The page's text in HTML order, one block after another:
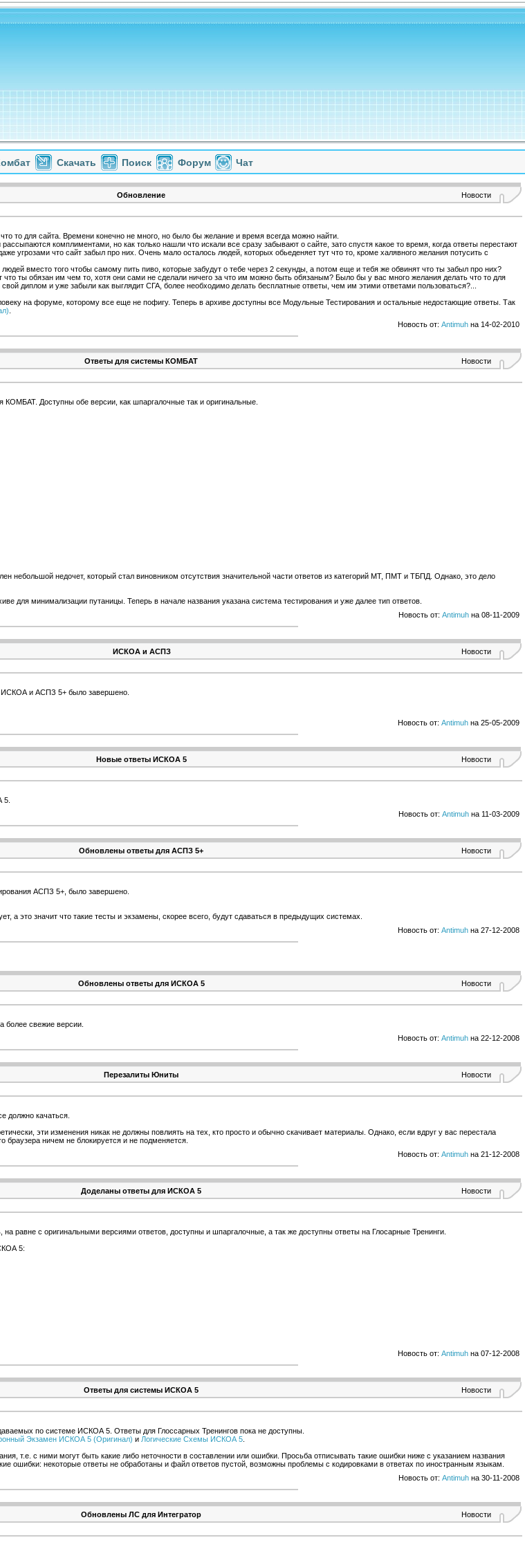
Скачать Поиск Форум Чат
Обновление Новости
то для сайта. Времени конечно не много, но было бы желание и время всегда можно найти.
комплиментами, но как только нашли что искали все сразу забывают о сайте, зато спустя какое то время, когда ответы перестают
угрозами что сайт забыл про них. Очень мало осталось людей, которых обьеденяет тут что то, кроме халявного желания потусить с
вместо того чтобы самому пить пиво, которые забудут о тебе через 2 секунды, а потом еще и тебя же обвинят что ты забыл про них?
что ты обязан им чем то, хотя они сами не сделали ничего за что им можно быть обязаным? Было бы у вас много желания делать что то для
диплом и уже забыли как выглядит СГА, более необходимо делать бесплатные ответы, чем им этими ответами пользоваться?...
на форуме, которому все еще не пофигу. Теперь в архиве доступны все Модульные Тестирования и остальные недостающие ответы. Так
Новость от: Antimuh на 14-02-2010
Ответы для системы КОМБАТ Новости
Доступны обе версии, как шпаргалочные так и оригинальные.
небольшой недочет, который стал виновником отсутствия значительной части ответов из категорий МТ, ПМТ и ТБПД. Однако, это дело
для минимализации путаницы. Теперь в начале названия указана система тестирования и уже далее тип ответов.
Новость от: Antimuh на 08-11-2009
ИСКОА и АСПЗ Новости
ИСКОА и АСПЗ 5+ было завершено.
Новость от: Antimuh на 25-05-2009
Новые ответы ИСКОА 5 Новости
5.
Новость от: Antimuh на 11-03-2009
Обновлены ответы для АСПЗ 5+ Новости
АСПЗ 5+, было завершено.
а это значит что такие тесты и экзамены, скорее всего, будут сдаваться в предыдущих системах.
Новость от: Antimuh на 27-12-2008
Обновлены ответы для ИСКОА 5 Новости
свежие версии.
Новость от: Antimuh на 22-12-2008
Перезалиты Юниты Новости
должно качаться.
эти изменения никак не должны повлиять на тех, кто просто и обычно скачивает материалы. Однако, если вдруг у вас перестала
браузера ничем не блокируется и не подменяется.
Новость от: Antimuh на 21-12-2008
Доделаны ответы для ИСКОА 5 Новости
равне с оригинальными версиями ответов, доступны и шпаргалочные, а так же доступны ответы на Глосарные Тренинги.
5:
Новость от: Antimuh на 07-12-2008
Ответы для системы ИСКОА 5 Новости
по системе ИСКОА 5. Ответы для Глоссарных Тренингов пока не доступны.
Экзамен ИСКОА 5 (Оригинал) и Логические Схемы ИСКОА 5
т.е. с ними могут быть какие либо неточности в составлении или ошибки. Просьба отписывать такие ошибки ниже с указанием названия
ошибки: некоторые ответы не обработаны и файл ответов пустой, возможны проблемы с кодировками в ответах по иностранным языкам.
Новость от: Antimuh на 30-11-2008
Обновлены ЛС для Интегратор Новости